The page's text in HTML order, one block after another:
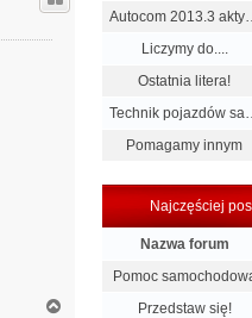
r
Autocom 2013.3
Liczymy do....
Ostatnia litera!
Technik pojazdów
Pomagamy innym
Najczęściej
Nazwa forum
Pomoc
Przedstaw się!